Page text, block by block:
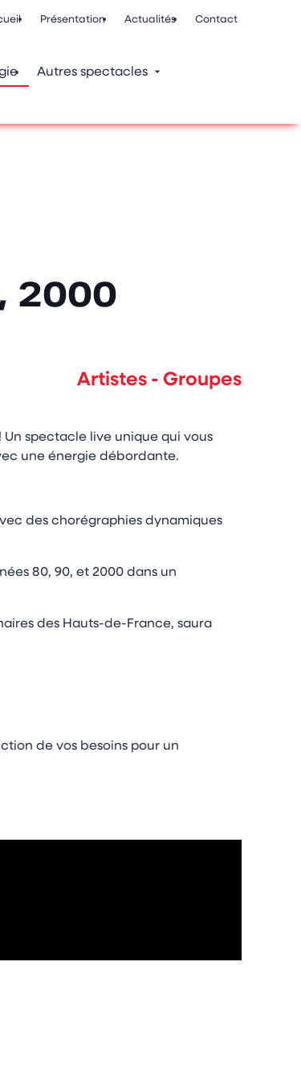
Présentation Actualités Contact
Autres spectacles
2000
Artistes - Groupes
spectacle live unique qui vous
une énergie débordante.
des chorégraphies dynamiques
80, 90, et 2000 dans un
des Hauts-de-France, saura
de vos besoins pour un